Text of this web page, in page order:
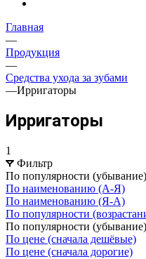
Главная
—
Продукция
—
Средства ухода за зубами
—Ирригаторы
Ирригаторы
1
Фильтр
По популярности (убывание)
По наименованию (А-Я)
По наименованию (Я-А)
По популярности
По популярности (убывание)
По цене (сначала дешёвые)
По цене (сначала дорогие)